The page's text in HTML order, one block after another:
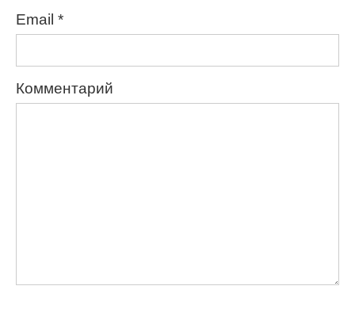
Email *
Комментарий